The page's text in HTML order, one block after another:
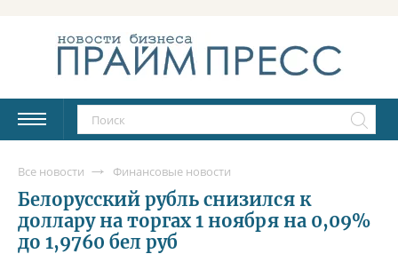
Все новости Финансовые новости
Белорусский рубль снизился к
доллару на торгах 1 ноября на 0,09%
до 1,9760 бел руб